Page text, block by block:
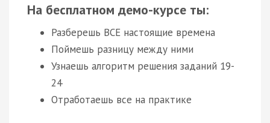
На бесплатном демо-курсе ты:
Разберешь ВСЕ настоящие времена
Поймешь разницу между ними
Узнаешь алгоритм решения заданий 19-
24
Отработаешь все на практике